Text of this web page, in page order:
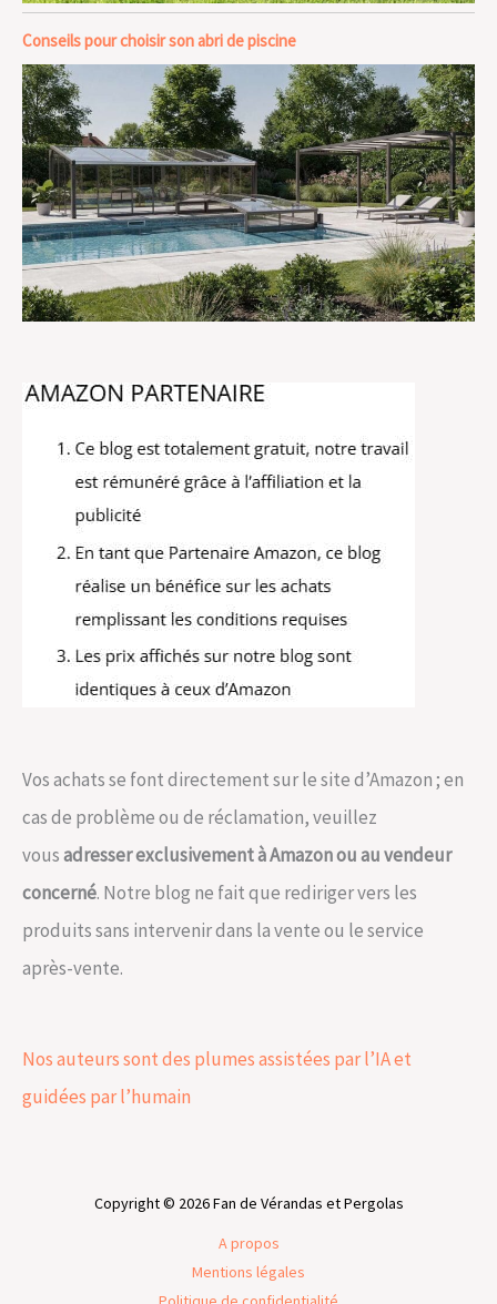
Conseils pour choisir son abri de piscine
Vos achats se font directement sur le site d’Amazon ; en
cas de problème ou de réclamation, veuillez
vousadresser exclusivement à Amazon ou au vendeur
concerné. Notre blog ne fait que rediriger vers les
produits sans intervenir dans la vente ou le service
après-vente.
Nos auteurs sont des plumes assistées par l’IA et
guidées par l’humain
Copyright © 2026 Fan de Vérandas et Pergolas
A propos
Mentions légales